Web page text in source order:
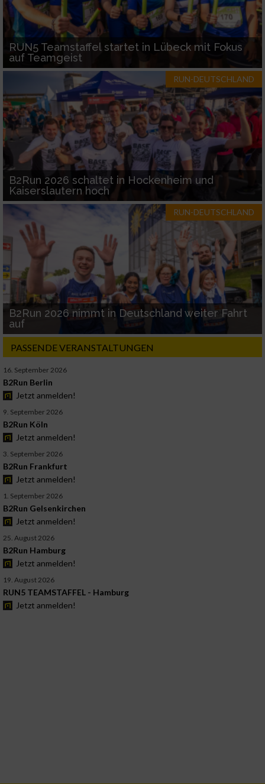
RUN5 Teamstaffel startet in Lübeck mit Fokus
auf Teamgeist
RUN-DEUTSCHLAND
B2Run 2026 schaltet in Hockenheim und
Kaiserslautern hoch
RUN-DEUTSCHLAND
B2Run 2026 nimmt in Deutschland weiter Fahrt
auf
PASSENDE VERANSTALTUNGEN
16. September 2026
B2Run Berlin
Jetzt anmelden!
9. September 2026
B2Run Köln
Jetzt anmelden!
3. September 2026
B2Run Frankfurt
Jetzt anmelden!
1. September 2026
B2Run Gelsenkirchen
Jetzt anmelden!
25. August 2026
B2Run Hamburg
Jetzt anmelden!
19. August 2026
RUN5 TEAMSTAFFEL - Hamburg
Jetzt anmelden!